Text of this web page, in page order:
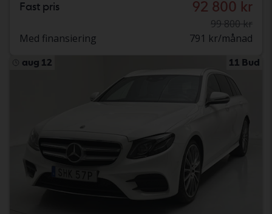
Fast pris 92 800 kr
99 800 kr
Med finansiering
791 kr/månad
aug 12 11 Bud